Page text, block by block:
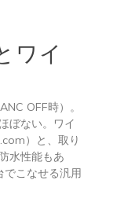
ワイ
OFF時）。
ぼない。ワイ
）と、取り
水性能もあ
でこなせる汎用